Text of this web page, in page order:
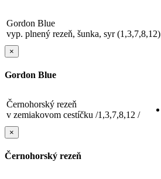
Gordon Blue
vyp. plnený rezeň, šunka, syr (1,3,7,8,12)
×
Gordon Blue
Černohorský rezeň
v zemiakovom cestíčku /1,3,7,8,12 /
×
Černohorský rezeň